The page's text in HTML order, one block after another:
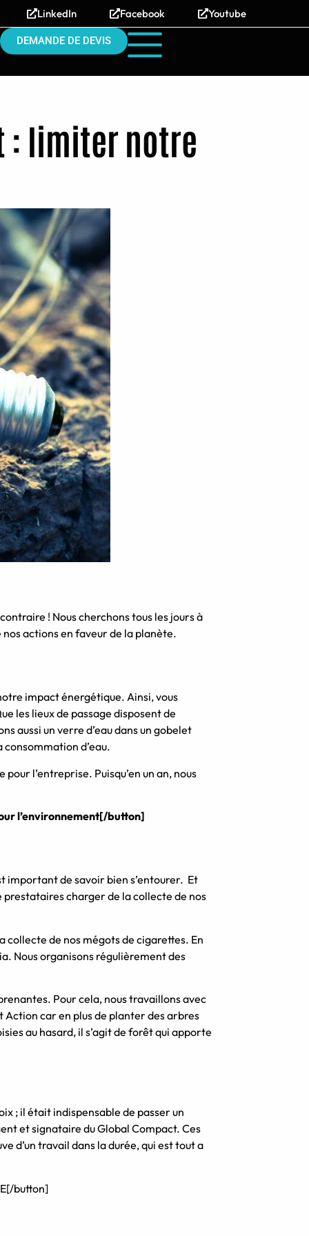
Youtube
Facebook
LinkedIn
DEMANDE DE DEVIS
: limiter notre
! Nous cherchons tous les jours à
actions en faveur de la planète.
impact énergétique. Ainsi, vous
les lieux de passage disposent de
aussi un verre d’eau dans un gobelet
d’eau.
l’entreprise. Puisqu’en un an, nous
l’environnement[/button]
important de savoir bien s’entourer. Et
charger de la collecte de nos
collecte de nos mégots de cigarettes. En
Nous organisons régulièrement des
Pour cela, nous travaillons avec
car en plus de planter des arbres
au hasard, il s’agit de forêt qui apporte
; il était indispensable de passer un
et signataire du Global Compact. Ces
d’un travail dans la durée, qui est tout a
button]